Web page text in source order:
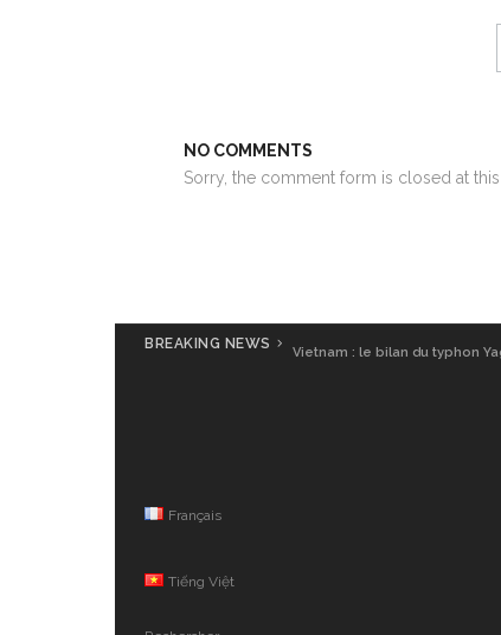
NO COMMENTS
Sorry, the comment form is closed at this
BREAKING NEWS
Vietnam : le bilan du typhon
Français
Tiếng Việt